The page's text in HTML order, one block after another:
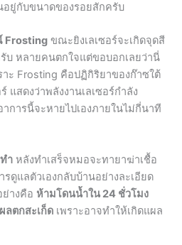
หลายคนตกใจแต่ขอบอกเลยว่านี่
แสดงว่าพลังงานเลเซอร์กำลัง
การนี้จะหายไปเองภายในไม่กี่นาที
ำหลังทำเสร็จหมอจะทายาฆ่าเชื้อ
แลตัวเองกลับบ้านอย่างละเอียด
ลตกสะเก็ดเพราะอาจทำให้เกิดแผล
รอยสัก